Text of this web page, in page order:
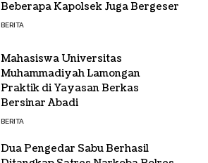
Beberapa Kapolsek Juga Bergeser
BERITA
Mahasiswa Universitas
Muhammadiyah Lamongan
Praktik di Yayasan Berkas
Bersinar Abadi
BERITA
Dua Pengedar Sabu Berhasil